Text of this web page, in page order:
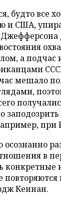
будто все
и США,
а подчас
мешало
при
осознанно
в
Кеннан.